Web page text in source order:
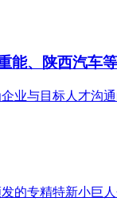
能、陕西汽车
业与目标人才沟
的专精特新小巨